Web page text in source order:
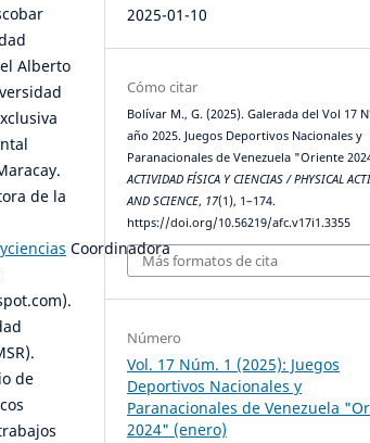
Alberto
de la
Coordinadora
de
2025-01-10
Cómo citar
Bolívar M., G. (2025). Galerada del Vol 17
año 2025. Juegos Deportivos Nacionales y
Paranacionales de Venezuela "Oriente
ACTIVIDAD FÍSICA Y CIENCIAS / PHYSICAL
AND SCIENCE, 17(1), 1–174.
https://doi.org/10.56219/afc.v17i1.3355
Más formatos de cita
Número
Vol. 17 Núm. 1 (2025): Juegos
Deportivos Nacionales y
Paranacionales de Venezuela
2024" (enero)